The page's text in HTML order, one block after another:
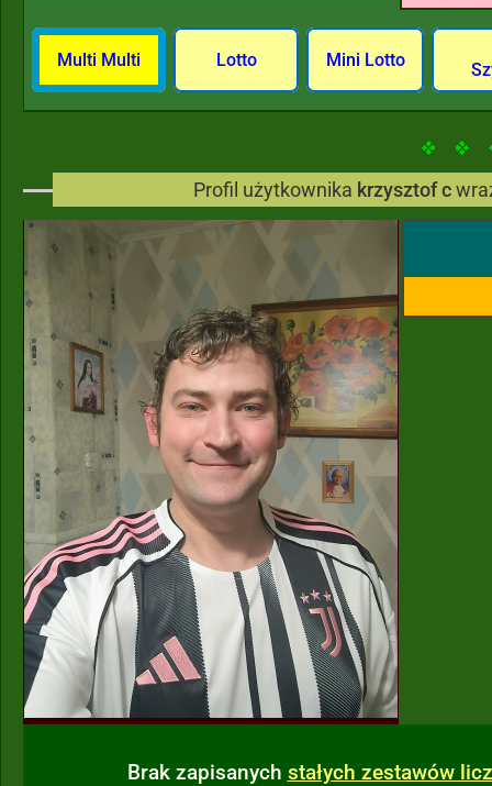
Multi Multi Lotto Mini Lotto
Profil użytkownika krzysztof c
Brak zapisanych stałych zestawów